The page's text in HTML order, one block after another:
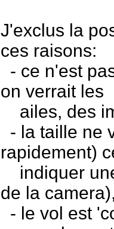
J'exclus la
ces raisons:
- ce n'est
on verrait les
ailes, des
- la taille ne
rapidement)
indiquer
de la camera),
- le vol est